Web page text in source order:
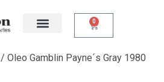
0
/ Oleo Gamblin Payne´s Gray 1980